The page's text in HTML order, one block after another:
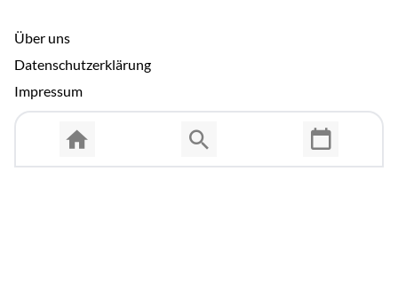
Über uns
Datenschutzerklärung
Impressum
Allgemeine Nutzungsbedingungen